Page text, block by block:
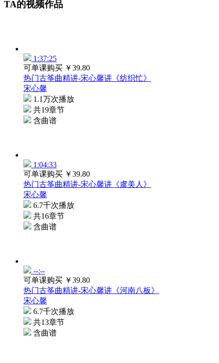
TA的视频作品
1:37:25
可单课购买 ￥39.80
热门古筝曲精讲-宋心馨讲《纺织忙》
宋心馨
1.1万次播放
共19章节
含曲谱
1:04:33
可单课购买 ￥39.80
热门古筝曲精讲-宋心馨讲《虞美人》
宋心馨
6.7千次播放
共16章节
含曲谱
--:--
可单课购买 ￥39.80
热门古筝曲精讲-宋心馨讲《河南八板》
宋心馨
6.7千次播放
共13章节
含曲谱